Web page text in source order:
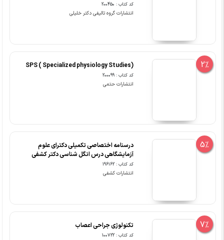
کد کتاب : 200450
انتشارات گروه تالیفی دکتر خلیلی
2%
SPS ( Specialized physiology Studies)
کد کتاب : 200099
انتشارات حتمی
5%
درسنامه اختصاصی تکمیلی دکترای علوم
آزمایشگاهی درس انگل شناسی دکتر کشفی
کد کتاب : 196162
انتشارات کشفی
7% تکنولوژی جراحی اعصاب
کد کتاب : 100722